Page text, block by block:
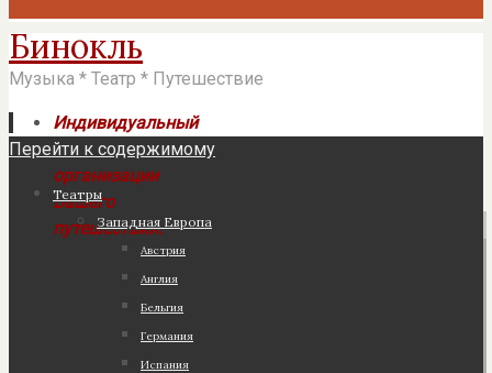
Бинокль
Музыка * Театр * Путешествие
Индивидуальный
подход к
организации
Вашего
путешествия!
Перейти к содержимому
Театры
Западная Европа
Австрия
Англия
Бельгия
Германия
Испания